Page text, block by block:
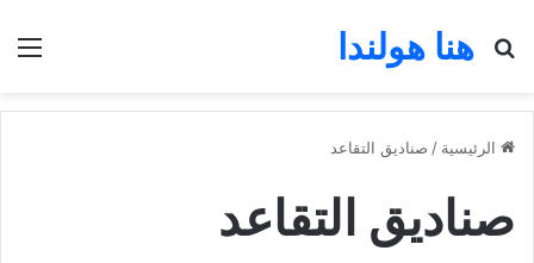
هنا هولندا
بحث عن
الرئيسية / صناديق التقاعد
صناديق التقاعد